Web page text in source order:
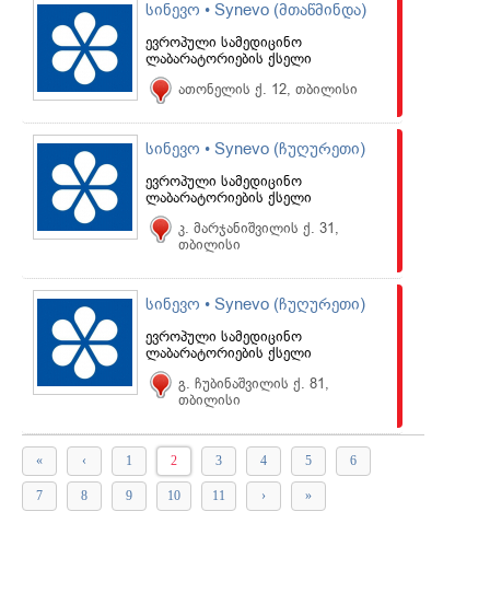
სინევო • Synevo (მთაწმინდა)
ევროპული სამედიცინო
ლაბარატორიების ქსელი
ათონელის ქ. 12, თბილისი
სინევო • Synevo (ჩუღურეთი)
ევროპული სამედიცინო
ლაბარატორიების ქსელი
კ. მარჯანიშვილის ქ. 31,
თბილისი
სინევო • Synevo (ჩუღურეთი)
ევროპული სამედიცინო
ლაბარატორიების ქსელი
გ. ჩუბინაშვილის ქ. 81,
თბილისი
« ‹ 1 2 3 4 5 6
7 8 9 10 11 › »